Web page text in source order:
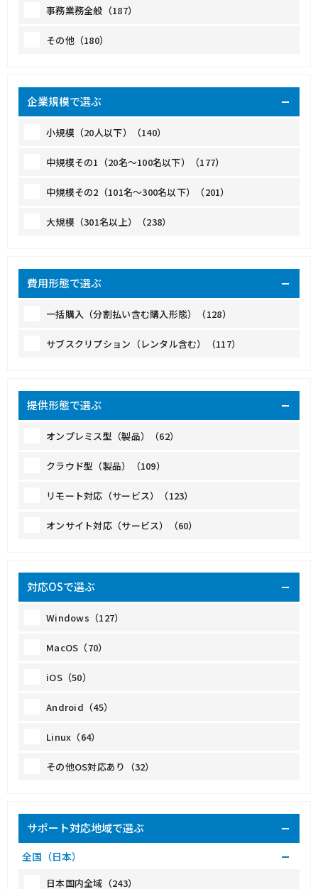
事務業務全般（187）
その他（180）
企業規模で選ぶ
小規模（20人以下）（140）
中規模その1（20名～100名以下）（177）
中規模その2（101名～300名以下）（201）
大規模（301名以上）（238）
費用形態で選ぶ
一括購入（分割払い含む購入形態）（128）
サブスクリプション（レンタル含む）（117）
提供形態で選ぶ
オンプレミス型（製品）（62）
クラウド型（製品）（109）
リモート対応（サービス）（123）
オンサイト対応（サービス）（60）
対応OSで選ぶ
Windows（127）
MacOS（70）
iOS（50）
Android（45）
Linux（64）
その他OS対応あり（32）
サポート対応地域で選ぶ
全国（日本）
日本国内全域（243）